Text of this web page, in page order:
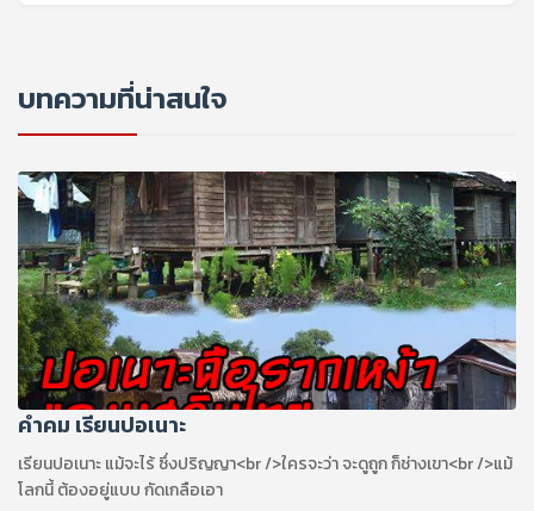
บทความที่น่าสนใจ
คำคม เรียนปอเนาะ
เรียนปอเนาะ แม้จะไร้ ซึ่งปริญญา<br />ใครจะว่า จะดูถูก ก็ช่างเขา<br />แม้
โลกนี้ ต้องอยู่แบบ กัดเกลือเอา